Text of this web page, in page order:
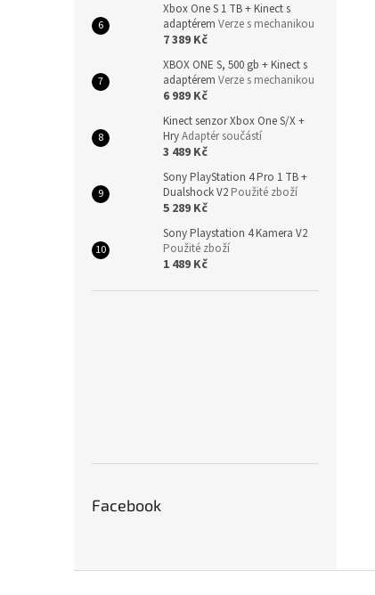
Xbox One S 1 TB + Kinect s
adaptérem Verze s mechanikou
7 389 Kč
XBOX ONE S, 500 gb + Kinect s
adaptérem Verze s mechanikou
6 989 Kč
Kinect senzor Xbox One S/X +
HryAdaptér součástí
3 489 Kč
Sony PlayStation 4 Pro 1 TB +
Dualshock V2 Použité zboží
5 289 Kč
Sony Playstation 4 Kamera V2
Použité zboží
1 489 Kč
Facebook